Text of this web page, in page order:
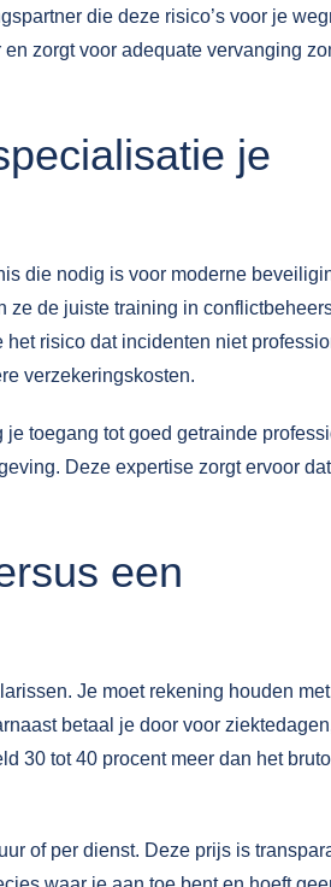
die deze risico’s voor je
zorgt voor adequate vervanging
je
die nodig is voor moderne
ze de juiste training in
risico dat incidenten niet
verzekeringskosten.
toegang tot goed getrainde
Deze expertise zorgt ervoor
een
Je moet rekening houden
betaal je door voor
30 tot 40 procent meer dan het
of per dienst. Deze prijs is